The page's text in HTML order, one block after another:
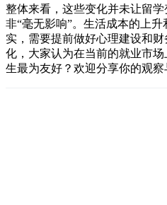
整体来看，这些变化并未让留
非“毫无影响”。生活成本的上
实，需要提前做好心理建设和
化，大家认为在当前的就业市
生最为友好？欢迎分享你的观察